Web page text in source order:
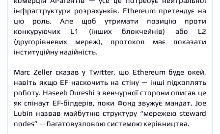
інфраструктури розрахунків. Ethereum претендує на
цю роль. Але щоб утримати позицію проти
конкуруючих L1 (інших блокчейнів) або L2
(другорівневих мереж), протокол має показати
інституційну надійність.
Marc Zeller сказав у Twitter, що Ethereum буде окей,
навіть якщо EF наскочить на стіну — інші підхоплять
роботу. Haseeb Qureshi з венчурної сторони описав це
як спінаут EF-білдерів, поки Фонд звужує мандат. Joe
Lubin назвав майбутню структуру “мережею steward
nodes” — багатовузловою системою керівництва.